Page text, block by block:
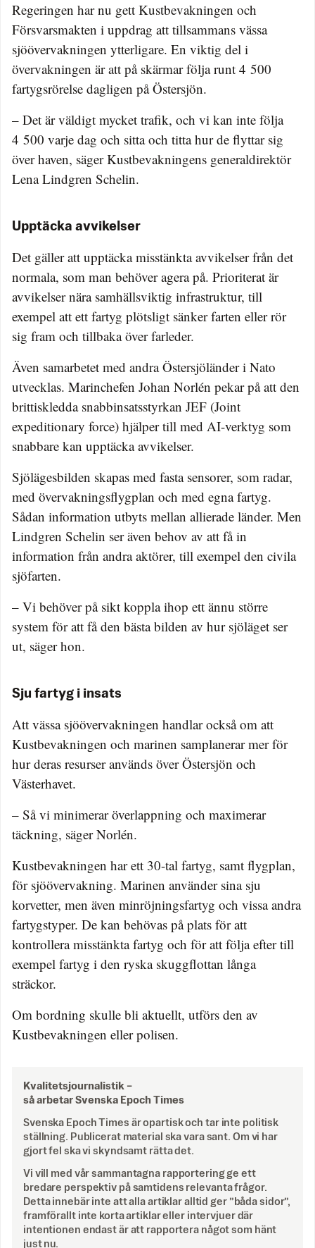
Regeringen har nu gett Kustbevakningen och
Försvarsmakten i uppdrag att tillsammans vässa
sjöövervakningen ytterligare. En viktig del i
övervakningen är att på skärmar följa runt 4 500
fartygsrörelse dagligen på Östersjön.
– Det är väldigt mycket trafik, och vi kan inte följa
4 500 varje dag och sitta och titta hur de flyttar sig
över haven, säger Kustbevakningens generaldirektör
Lena Lindgren Schelin.
Upptäcka avvikelser
Det gäller att upptäcka misstänkta avvikelser från det
normala, som man behöver agera på. Prioriterat är
avvikelser nära samhällsviktig infrastruktur, till
exempel att ett fartyg plötsligt sänker farten eller rör
sig fram och tillbaka över farleder.
Även samarbetet med andra Östersjöländer i Nato
utvecklas. Marinchefen Johan Norlén pekar på att den
brittiskledda snabbinsatsstyrkan JEF (Joint
expeditionary force) hjälper till med AI-verktyg som
snabbare kan upptäcka avvikelser.
Sjölägesbilden skapas med fasta sensorer, som radar,
med övervakningsflygplan och med egna fartyg.
Sådan information utbyts mellan allierade länder. Men
Lindgren Schelin ser även behov av att få in
information från andra aktörer, till exempel den civila
sjöfarten.
– Vi behöver på sikt koppla ihop ett ännu större
system för att få den bästa bilden av hur sjöläget ser
ut, säger hon.
Sju fartyg i insats
Att vässa sjöövervakningen handlar också om att
Kustbevakningen och marinen samplanerar mer för
hur deras resurser används över Östersjön och
Västerhavet.
– Så vi minimerar överlappning och maximerar
täckning, säger Norlén.
Kustbevakningen har ett 30-tal fartyg, samt flygplan,
för sjöövervakning. Marinen använder sina sju
korvetter, men även minröjningsfartyg och vissa andra
fartygstyper. De kan behövas på plats för att
kontrollera misstänkta fartyg och för att följa efter till
exempel fartyg i den ryska skuggflottan långa
sträckor.
Om bordning skulle bli aktuellt, utförs den av
Kustbevakningen eller polisen.
Kvalitetsjournalistik –
så arbetar Svenska Epoch Times
Svenska Epoch Times är opartisk och tar inte politisk
ställning. Publicerat material ska vara sant. Om vi har
gjort fel ska vi skyndsamt rätta det.
Vi vill med vår sammantagna rapportering ge ett
bredare perspektiv på samtidens relevanta frågor.
Detta innebär inte att alla artiklar alltid ger ”båda sidor”,
framförallt inte korta artiklar eller intervjuer där
intentionen endast är att rapportera något som hänt
just nu.